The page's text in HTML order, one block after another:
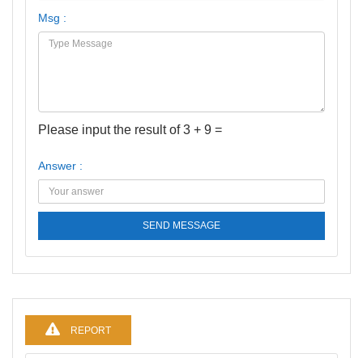
Msg :
Please input the result of 3 + 9 =
Answer :
SEND MESSAGE
REPORT